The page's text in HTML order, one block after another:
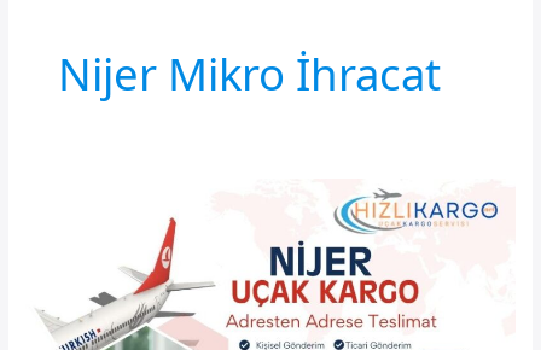
Nijer Mikro İhracat